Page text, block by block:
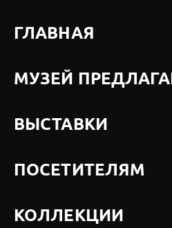
ГЛАВНАЯ
МУЗЕЙ
ВЫСТАВКИ
ПОСЕТИТЕЛЯМ
КОЛЛЕКЦИИ